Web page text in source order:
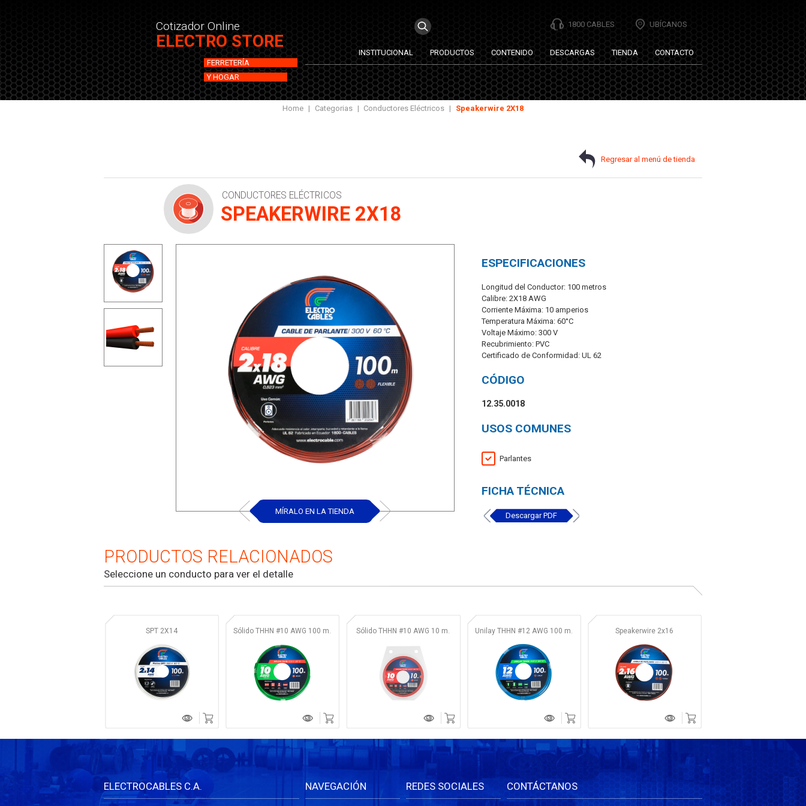
1800 CABLES UBÍCANOS
INSTITUCIONAL PRODUCTOS CONTENIDO DESCARGAS TIENDA CONTACTO
Cotizador Online
ELECTRO STORE
FERRETERÍA
Y HOGAR
Home | Categorias | Conductores Eléctricos | Speakerwire 2X18
Regresar al menú de tienda
CONDUCTORES ELÉCTRICOS
SPEAKERWIRE 2X18
MÍRALO EN LA TIENDA
ESPECIFICACIONES
Longitud del Conductor: 100 metros
Calibre: 2X18 AWG
Corriente Máxima: 10 amperios
Temperatura Máxima: 60°C
Voltaje Máximo: 300 V
Recubrimiento: PVC
Certificado de Conformidad: UL 62
CÓDIGO
12.35.0018
USOS COMUNES
Parlantes
FICHA TÉCNICA
Descargar PDF
PRODUCTOS RELACIONADOS
Seleccione un conducto para ver el detalle
SPT 2X14 Sólido THHN #10 AWG 100 m. Sólido THHN #10 AWG 10 m. Unilay THHN #12 AWG 100 m. Speakerwire 2x16
ELECTROCABLES C.A. NAVEGACIÓN REDES SOCIALES CONTÁCTANOS